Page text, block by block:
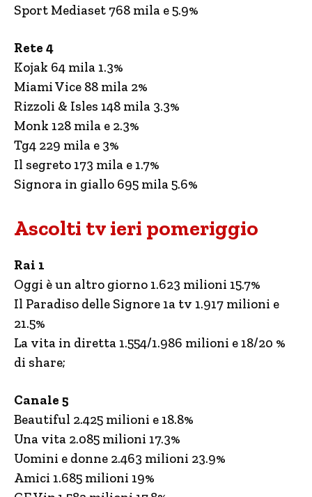
Sport Mediaset 768 mila e 5.9%
Rete 4
Kojak 64 mila 1.3%
Miami Vice 88 mila 2%
Rizzoli & Isles 148 mila 3.3%
Monk 128 mila e 2.3%
Tg4 229 mila e 3%
Il segreto 173 mila e 1.7%
Signora in giallo 695 mila 5.6%
Ascolti tv ieri pomeriggio
Rai 1
Oggi è un altro giorno 1.623 milioni 15.7%
Il Paradiso delle Signore 1a tv 1.917 milioni e
21.5%
La vita in diretta 1.554/1.986 milioni e 18/20 %
di share;
Canale 5
Beautiful 2.425 milioni e 18.8%
Una vita 2.085 milioni 17.3%
Uomini e donne 2.463 milioni 23.9%
Amici 1.685 milioni 19%